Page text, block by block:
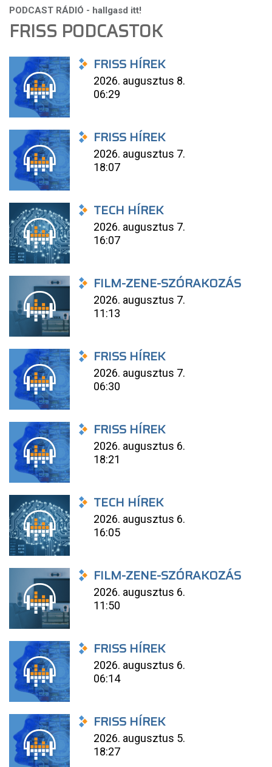
FRISS PODCASTOK
FRISS HÍREK
2026. augusztus 8.
06:29
FRISS HÍREK
2026. augusztus 7.
18:07
TECH HÍREK
2026. augusztus 7.
16:07
FILM-ZENE-SZÓRAKOZÁS
2026. augusztus 7.
11:13
FRISS HÍREK
2026. augusztus 7.
06:30
FRISS HÍREK
2026. augusztus 6.
18:21
TECH HÍREK
2026. augusztus 6.
16:05
FILM-ZENE-SZÓRAKOZÁS
2026. augusztus 6.
11:50
FRISS HÍREK
2026. augusztus 6.
06:14
FRISS HÍREK
2026. augusztus 5.
18:27